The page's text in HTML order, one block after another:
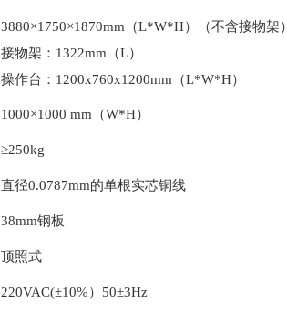
3880×1750×1870mm（L*W*H）（不含接物架）
接物架：1322mm（L）
操作台：1200x760x1200mm（L*W*H）
1000×1000 mm（W*H）
≥250kg
直径0.0787mm的单根实芯铜线
38mm钢板
顶照式
220VAC(±10%）50±3Hz